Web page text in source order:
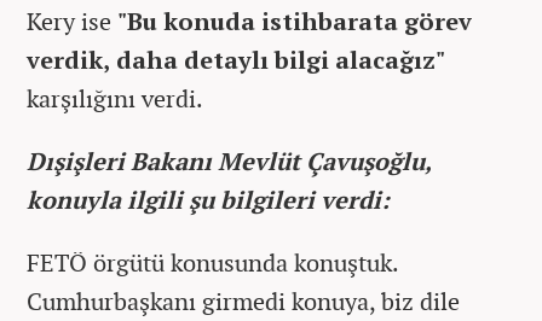
Kery ise "Bu konuda istihbarata görev
verdik, daha detaylı bilgi alacağız"
karşılığını verdi.
Dışişleri Bakanı Mevlüt Çavuşoğlu,
konuyla ilgili şu bilgileri verdi:
FETÖ örgütü konusunda konuştuk.
Cumhurbaşkanı girmedi konuya, biz dile